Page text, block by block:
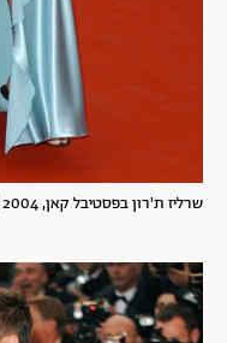
שרליז ת'רון בפסטיבל קאן, 2004 | צילום: George Pimentel/WireImage